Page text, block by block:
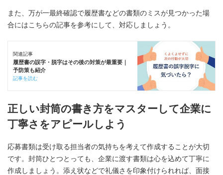
また、万が一最終確認で履歴書などの書類のミスが見つかった場
合にはこちらの記事を参考にして、対応しましょう。
関連記事
履歴書の誤字・脱字はその後の対策が最重要｜
予防策も紹介
記事を読む
正しい封筒の書き方をマスターして企業に
丁寧さをアピールしよう
応募書類は受け取る担当者の気持ちを考えて作成することが大切
です。封筒ひとつとっても、企業に渡す書類は心を込めて丁寧に
作成しましょう。添え状などで礼儀さを印象付けられれば、面接